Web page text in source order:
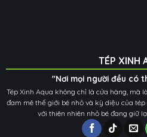
TÉP XINH
"Nơi mọi người đều có
Tép Xinh Aqua không chỉ là cửa hàng, mà
đam mê thế giới bé nhỏ và kỳ diệu của
với thiên nhiên nhỏ bé đang giữ